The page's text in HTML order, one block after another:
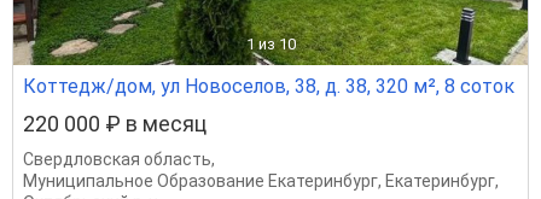
1 из 10
Коттедж/дом, ул Новоселов, 38, д. 38, 320 м², 8 соток
220 000 ₽ в месяц
Свердловская область,
Муниципальное Образование Екатеринбург, Екатеринбург,